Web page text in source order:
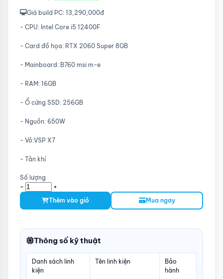
Giá build PC: 13,290,000đ
- CPU: Intel Core i5 12400F
- Card đồ họa: RTX 2060 Super 8GB
- Mainboard: B760 msi m-e
- RAM: 16GB
- Ổ cứng SSD: 256GB
- Nguồn: 650W
- Vỏ:VSP X7
- Tản khí
Số lượng
- +
Thêm vào giỏ Mua ngay
Thông số kỹ thuật
Danh sách linh
kiện
Tên linh kiện
Bảo
hành